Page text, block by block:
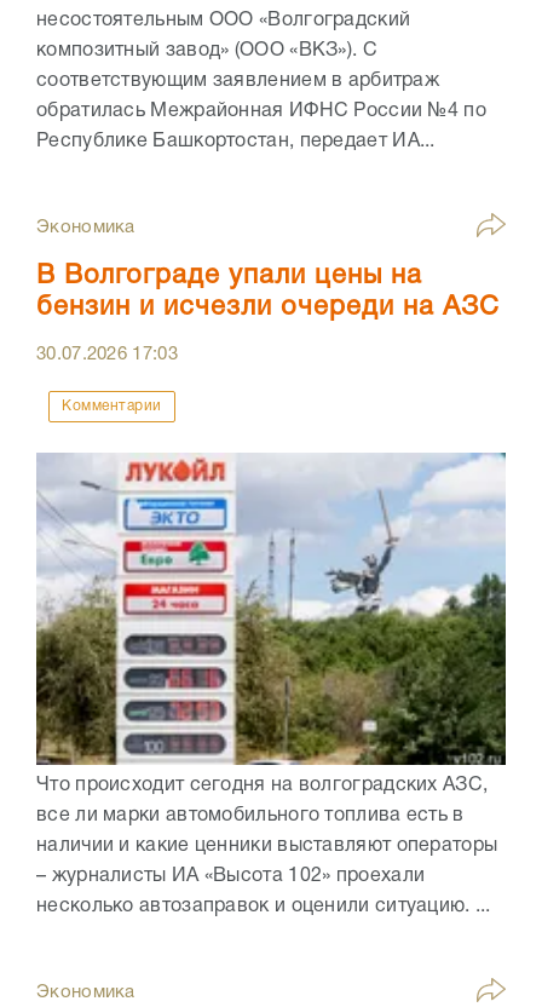
несостоятельным ООО «Волгоградский
композитный завод» (ООО «ВКЗ»). С
соответствующим заявлением в арбитраж
обратилась Межрайонная ИФНС России №4 по
Республике Башкортостан, передает ИА...
Экономика
В Волгограде упали цены на
бензин и исчезли очереди на АЗС
30.07.2026 17:03
Комментарии
Что происходит сегодня на волгоградских АЗС,
все ли марки автомобильного топлива есть в
наличии и какие ценники выставляют операторы
– журналисты ИА «Высота 102» проехали
несколько автозаправок и оценили ситуацию. ...
Экономика